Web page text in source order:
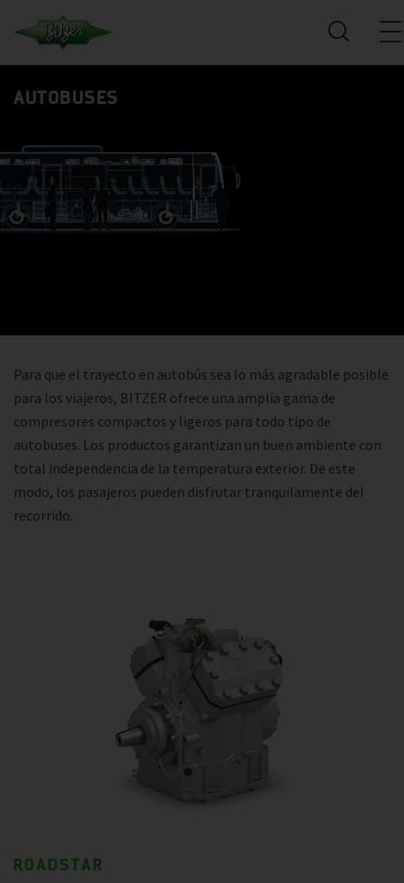
AUTOBUSES
Para que el trayecto en autobús sea lo más agradable posible
para los viajeros, BITZER ofrece una amplia gama de
compresores compactos y ligeros para todo tipo de
autobuses. Los productos garantizan un buen ambiente con
total independencia de la temperatura exterior. De este
modo, los pasajeros pueden disfrutar tranquilamente del
recorrido.
ROADSTAR